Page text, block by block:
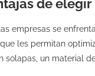
de
empresas se
les permitan
solapas, un material